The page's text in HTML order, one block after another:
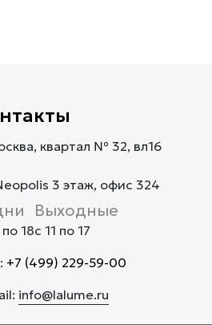
квартал № 32, вл16
3 этаж, офис 324
18
Выходные
с 11 по 17
+7 (499) 229-59-00
info@lalume.ru